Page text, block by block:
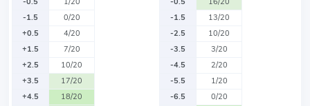
-1.5
0/20
+0.5
4/20
+1.5
7/20
+2.5
10/20
+3.5
17/20
+4.5
18/20
-1.5
13/20
-2.5
10/20
-3.5
3/20
-4.5
2/20
-5.5
1/20
-6.5
0/20